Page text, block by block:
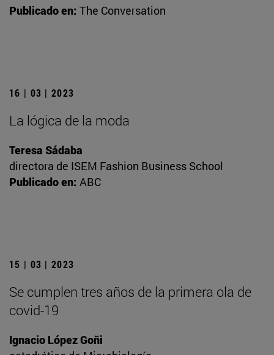
Publicado en: The Conversation
16 | 03 | 2023
La lógica de la moda
Teresa Sádaba
directora de ISEM Fashion Business School
Publicado en: ABC
15 | 03 | 2023
Se cumplen tres años de la primera ola de
covid-19
Ignacio López Goñi